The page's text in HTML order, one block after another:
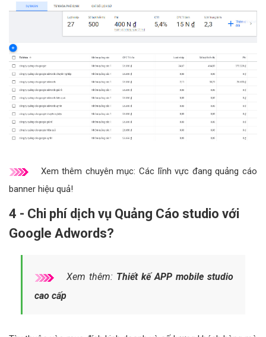
Xem thêm chuyên mục: Các lĩnh vực đang quảng cáo
banner hiệu quả!
4 - Chi phí dịch vụ Quảng Cáo studio với
Google Adwords?
Xem thêm: Thiết kế APP mobile studio
cao cấp